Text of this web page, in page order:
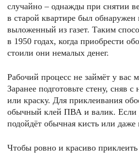
случайно – однажды при снятии
в старой квартире был
выложенный из газет. Таким
в 1950 годах, когда приобрести
стоили они немалых денег.
Рабочий процесс не займёт у вас
Заранее подготовьте стену, сняв с
или краску. Для приклеивания
обычный клей ПВА и валик. Если
подойдёт обычная кисть или даже
Чтобы ровно и красиво приклеить